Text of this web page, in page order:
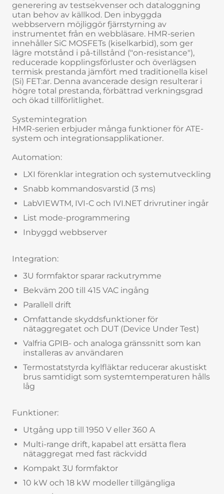
generering av testsekvenser och dataloggning
utan behov av källkod. Den inbyggda
webbservern möjliggör fjärrstyrning av
instrumentet från en webbläsare. HMR-serien
innehåller SiC MOSFETs (kiselkarbid), som ger
lägre motstånd i på-tillstånd ("on-resistance"),
reducerade kopplingsförluster och överlägsen
termisk prestanda jämfört med traditionella kisel
(Si) FET:ar. Denna avancerade design resulterar i
högre total prestanda, förbättrad verkningsgrad
och ökad tillförlitlighet.
Systemintegration
HMR-serien erbjuder många funktioner för ATE-
system och integrationsapplikationer.
Automation:
LXI förenklar integration och systemutveckling
Snabb kommandosvarstid (3 ms)
LabVIEWTM, IVI-C och IVI.NET drivrutiner ingår
List mode-programmering
Inbyggd webbserver
Integration:
3U formfaktor sparar rackutrymme
Bekväm 200 till 415 VAC ingång
Parallell drift
Omfattande skyddsfunktioner för
nätaggregatet och DUT (Device Under Test)
Valfria GPIB- och analoga gränssnitt som kan
installeras av användaren
Termostatstyrda kylfläktar reducerar akustiskt
brus samtidigt som systemtemperaturen hålls
låg
Funktioner:
Utgång upp till 1950 V eller 360 A
Multi-range drift, kapabel att ersätta flera
nätaggregat med fast räckvidd
Kompakt 3U formfaktor
10 kW och 18 kW modeller tillgängliga